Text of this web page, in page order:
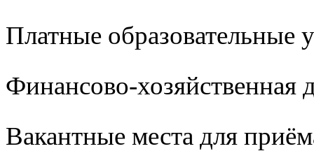
Платные образовательные
Финансово-хозяйственная
Вакантные места для